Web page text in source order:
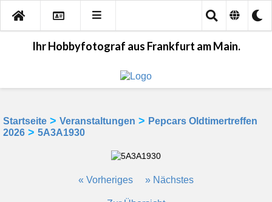
Ihr Hobbyfotograf aus Frankfurt am Main.
Startseite > Veranstaltungen > Pepcars Oldtimertreffen
2026 > 5A3A1930
« Vorheriges » Nächstes